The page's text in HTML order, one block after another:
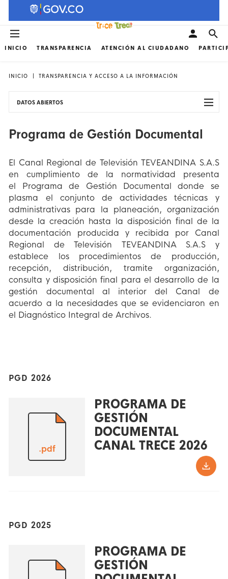
INICIO TRANSPARENCIA ATENCIÓN AL CIUDADANO
INICIO TRANSPARENCIA Y ACCESO A LA INFORMACIÓN
DATOS ABIERTOS
Programa de Gestión Documental
El Canal Regional de Televisión TEVEANDINA S.A.S
en cumplimiento de la normatividad presenta
el Programa de Gestión Documental donde se
plasma el conjunto de actividades técnicas y
administrativas para la planeación, organización
desde la creación hasta la disposición final de la
documentación producida y recibida por Canal
Regional de Televisión TEVEANDINA S.A.S y
establece los procedimientos de producción,
recepción, distribución, tramite organización,
consulta y disposición final para el desarrollo de la
gestión documental al interior del Canal de
acuerdo a la necesidades que se evidenciaron en
el Diagnóstico Integral de Archivos.
PGD 2026
.pdf
PROGRAMA DE
GESTIÓN
DOCUMENTAL
CANAL TRECE 2026
PGD 2025
PROGRAMA DE
GESTIÓN